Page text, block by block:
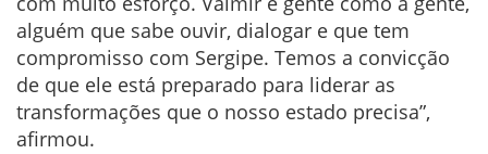
alguém que sabe ouvir, dialogar e que tem
compromisso com Sergipe. Temos a convicção
de que ele está preparado para liderar as
transformações que o nosso estado precisa”,
afirmou.